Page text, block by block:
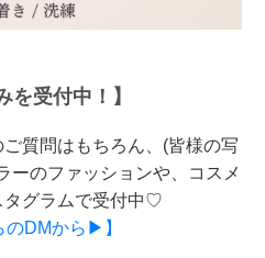
を受付中！】
質問はもちろん、(皆様の写
ーのファッションや、コスメ
タグラムで受付中♡
のDMから▶】